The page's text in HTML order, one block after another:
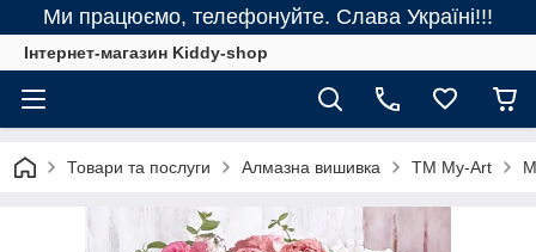
Ми працюємо, телефонуйте. Слава Україні!!!
Інтернет-магазин Kiddy-shop
Товари та послуги Алмазна вишивка ТМ My-Art